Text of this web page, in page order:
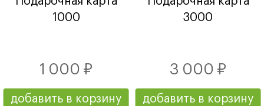
1000
1 000 ₽
добавить в корзину
3000
3 000 ₽
добавить в корзину